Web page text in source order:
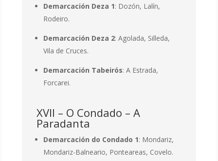
Demarcación Deza 1: Dozón, Lalín,
Rodeiro.
Demarcación Deza 2: Agolada, Silleda,
Vila de Cruces.
Demarcación Tabeirós: A Estrada,
Forcarei.
XVII – O Condado – A
Paradanta
Demarcación do Condado 1: Mondariz,
Mondariz-Balneario, Ponteareas, Covelo.